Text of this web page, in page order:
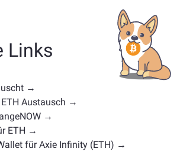
es sich um eine Stablecoin, ein
Governance-Münze oder einen
Häufige Alternativen sind andere
mit ähnlichen Anwendungsfällen
Überprüfen Sie alle verfügbaren
Tausch auf der
Links
→
Austausch →
→
ETH →
für Axie Infinity (ETH) →